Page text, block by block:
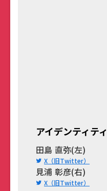
アイデンティティ
田島 直弥(左)
X（旧Twitter）
見浦 彰彦(右)
X（旧Twitter）